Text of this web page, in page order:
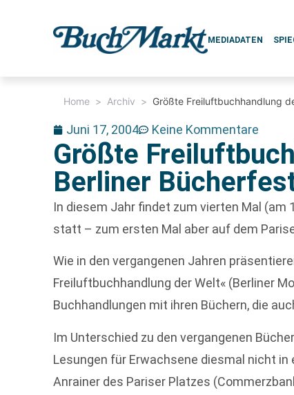
MEDIADATEN
Home > Archiv > Größte Freiluftbuchhandlung
Juni 17, 2004 Keine Kommentare
Größte
Berliner
In diesem Jahr findet zum vierten Mal (am
statt – zum ersten Mal aber auf dem
Wie in den vergangenen Jahren
Freiluftbuchhandlung der Welt« (Berliner
Buchhandlungen mit ihren Büchern, die
Im Unterschied zu den vergangenen
Lesungen für Erwachsene diesmal nicht
Anrainer des Pariser Platzes